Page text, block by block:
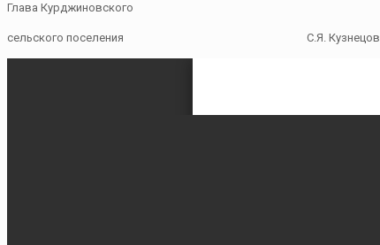
Глава Курджиновского
сельского поселения С.Я. Кузнецов